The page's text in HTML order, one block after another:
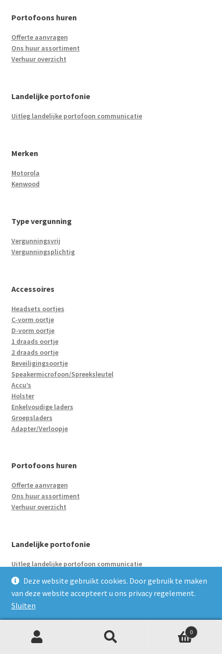
Portofoons huren
Offerte aanvragen
Ons huur assortiment
Verhuur overzicht
Landelijke portofonie
Uitleg landelijke portofoon communicatie
Merken
Motorola
Kenwood
Type vergunning
Vergunningsvrij
Vergunningsplichtig
Accessoires
Headsets oortjes
C-vorm oortje
D-vorm oortje
1 draads oortje
2 draads oortje
Beveiligingsoortje
Speakermicrofoon/Spreeksleutel
Accu’s
Holster
Enkelvoudige laders
Groepsladers
Adapter/Verloopje
Portofoons huren
Offerte aanvragen
Ons huur assortiment
Verhuur overzicht
Landelijke portofonie
Uitleg landelijke portofoon communicatie
Merken
Motorola
Kenwood
0
Deze website gebruikt cookies. Door gebruik te maken
van deze website accepteert u ons privacy regelement.
Sluiten